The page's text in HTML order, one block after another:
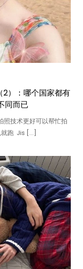
）：哪个国家都有
同而已
照技术更好可以帮忙拍
跑 ​​​ Jis […]